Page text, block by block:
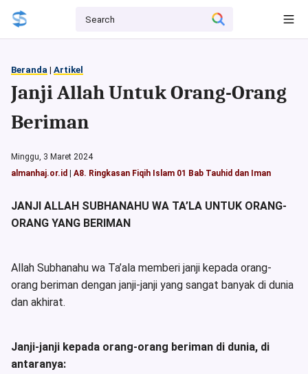
Beranda | Artikel
Janji Allah Untuk Orang-Orang
Beriman
Minggu, 3 Maret 2024
almanhaj.or.id
A8. Ringkasan Fiqih Islam 01 Bab Tauhid dan Iman
JANJI ALLAH SUBHANAHU WA TA’LA UNTUK ORANG-
ORANG YANG BERIMAN
Allah Subhanahu wa Ta’ala memberi janji kepada orang-
orang beriman dengan janji-janji yang sangat banyak di dunia
dan akhirat.
Janji-janji kepada orang-orang beriman di dunia, di
antaranya: